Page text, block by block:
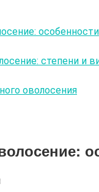
особенности
степени и
оволосения
: